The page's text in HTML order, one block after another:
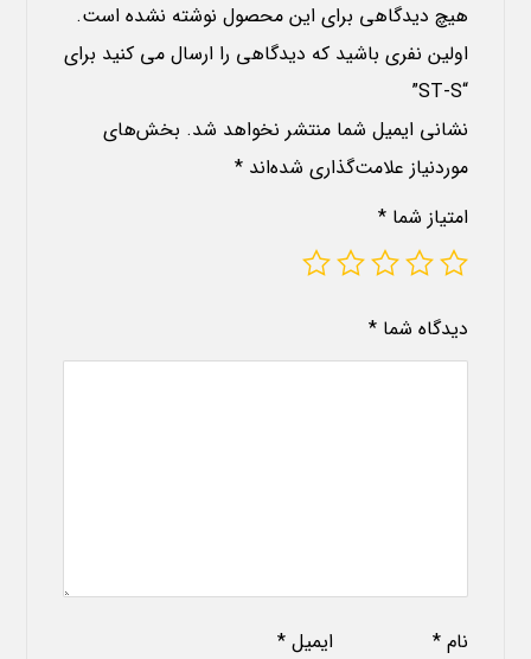
هیچ دیدگاهی برای این محصول نوشته نشده است.
اولین نفری باشید که دیدگاهی را ارسال می کنید برای
“ST-S”
نشانی ایمیل شما منتشر نخواهد شد. بخش‌های
موردنیاز علامت‌گذاری شده‌اند*
امتیاز شما*
دیدگاه شما*
نام* ایمیل*